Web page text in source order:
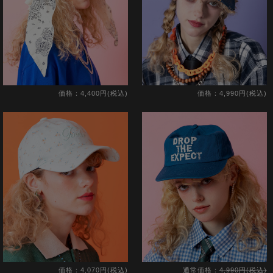
価格：4,400円(税込) 価格：4,990円(税込)
価格：4,070円(税込) 通常価格： 4,990円(税込)